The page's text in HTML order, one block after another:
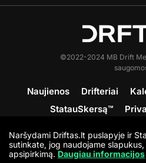
©2022-2024 MB Drift
Naujienos Drifteriai
StatauSkersą™
Naršydami Driftas.lt puslapyje ir
sutinkate, jog naudojame
apsipirkimą. Daugiau informacijos